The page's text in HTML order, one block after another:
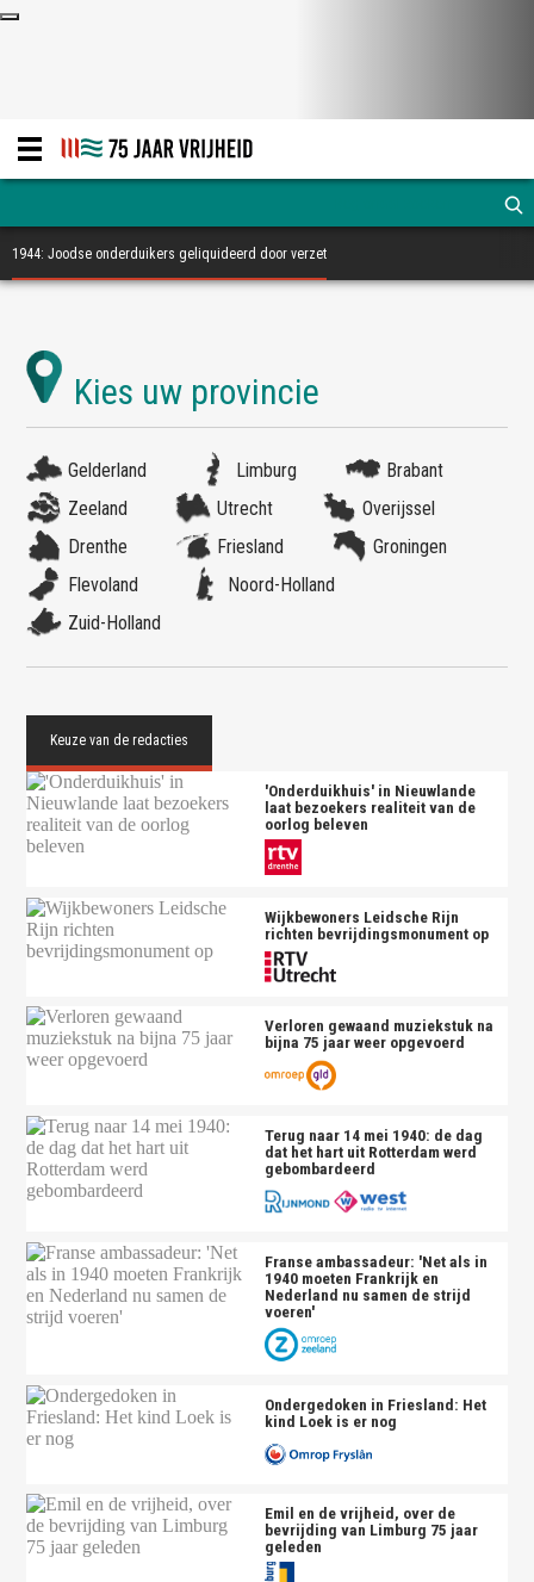
1944: Joodse onderduikers geliquideerd door verzet
Gelderland Limburg
Brabant
Zeeland
Utrecht
Overijssel
Drenthe
Friesland
Groningen
Flevoland
Noord-Holland
Zuid-Holland
'Onderduikhuis' in Nieuwlande
laat bezoekers realiteit van de
oorlog beleven
Wijkbewoners Leidsche Rijn
richten bevrijdingsmonument op
Verloren gewaand muziekstuk na
bijna 75 jaar weer opgevoerd
Terug naar 14 mei 1940: de dag
dat het hart uit Rotterdam werd
gebombardeerd
Franse ambassadeur: 'Net als in
1940 moeten Frankrijk en
Nederland nu samen de strijd
voeren'
Ondergedoken in Friesland: Het
kind Loek is er nog
Emil en de vrijheid, over de
bevrijding van Limburg 75 jaar
geleden